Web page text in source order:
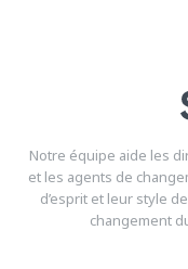
Notre équipe aide les
et les agents de
d’esprit et leur style
changement